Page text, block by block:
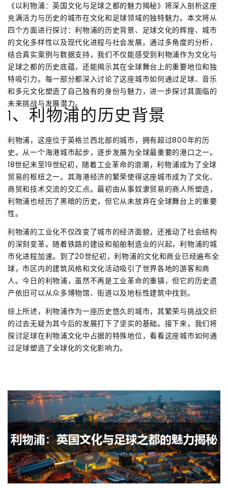
《以利物浦：英国文化与足球之都的魅力揭秘》将深入剖析这座
充满活力与历史的城市在文化和足球领域的独特魅力。本文将从
四个方面进行探讨：利物浦的历史背景、足球文化的辉煌、城市
的文化多样性以及现代化进程与社会发展。通过多角度的分析，
结合真实案例与数据支持，我们不仅能感受到利物浦作为文化与
足球之都的历史底蕴，还能揭示其在全球舞台上的重要地位和独
特吸引力。每一部分都深入讨论了这座城市如何通过足球、音乐
和多元文化塑造了自己独有的身份与魅力，进一步探讨其面临的
未来挑战与发展潜力。
1、利物浦的历史背景
利物浦，这座位于英格兰西北部的城市，拥有超过800年的历
史。从一个海港城市起步，逐步发展为全球最重要的港口之一。
18世纪末至19世纪初，随着工业革命的浪潮，利物浦成为了全球
贸易的枢纽之一。其海港经济的繁荣使得这座城市成为了文化、
商贸和技术交流的交汇点。最初由从事奴隶贸易的商人所塑造，
利物浦也经历了黑暗的历史，但它从未放弃在全球舞台上的重要
性。
利物浦的工业化不仅改变了城市的经济面貌，还推动了社会结构
的深刻变革。随着铁路的建设和船舶制造业的兴起，利物浦的城
市化进程加速。到了20世纪初，利物浦的文化和商业已经遍布全
球，市区内的建筑风格和文化活动吸引了世界各地的游客和商
人。今日的利物浦，虽然不再是工业革命的重镇，但它的历史遗
产依旧可以从众多博物馆、街道以及地标性建筑中找到。
综上所述，利物浦作为一座历史悠久的城市，其繁荣与挑战交织
的过去无疑为其今后的发展打下了坚实的基础。接下来，我们将
探讨足球在利物浦文化中占据的特殊地位，看看这座城市如何通
过足球塑造了全球化的文化影响力。